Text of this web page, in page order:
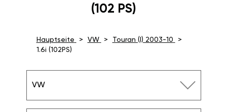
(102 PS)
Hauptseite VW
Touran (I) 2003-10
1.6i (102PS)
VW